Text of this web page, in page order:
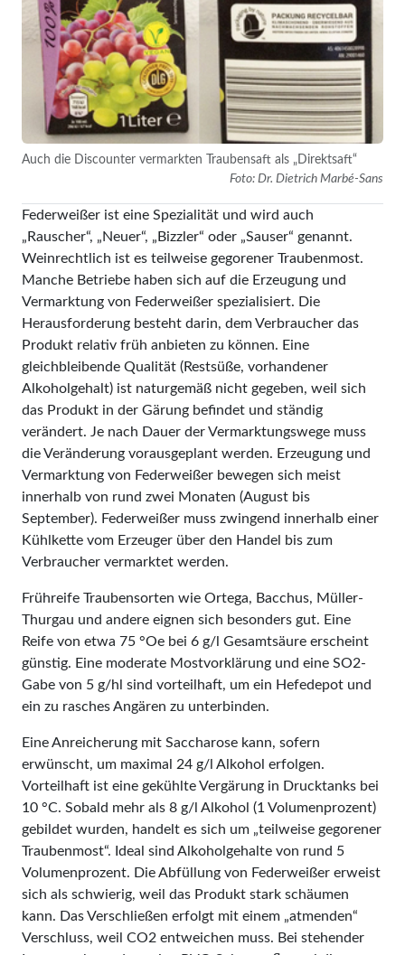
Auch die Discounter vermarkten Traubensaft als „Direktsaft“
Foto: Dr. Dietrich Marbé-Sans
Federweißer ist eine Spezialität und wird auch
„Rauscher“, „Neuer“, „Bizzler“ oder „Sauser“ genannt.
Weinrechtlich ist es teilweise gegorener Traubenmost.
Manche Betriebe haben sich auf die Erzeugung und
Vermarktung von Federweißer spezialisiert. Die
Herausforderung besteht darin, dem Verbraucher das
Produkt relativ früh anbieten zu können. Eine
gleichbleibende Qualität (Restsüße, vorhandener
Alkoholgehalt) ist naturgemäß nicht gegeben, weil sich
das Produkt in der Gärung befindet und ständig
verändert. Je nach Dauer der Vermarktungswege muss
die Veränderung vorausgeplant werden. Erzeugung und
Vermarktung von Federweißer bewegen sich meist
innerhalb von rund zwei Monaten (August bis
September). Federweißer muss zwingend innerhalb einer
Kühlkette vom Erzeuger über den Handel bis zum
Verbraucher vermarktet werden.
Frühreife Traubensorten wie Ortega, Bacchus, Müller-
Thurgau und andere eignen sich besonders gut. Eine
Reife von etwa 75 °Oe bei 6 g/l Gesamtsäure erscheint
günstig. Eine moderate Mostvorklärung und eine SO2-
Gabe von 5 g/hl sind vorteilhaft, um ein Hefedepot und
ein zu rasches Angären zu unterbinden.
Eine Anreicherung mit Saccharose kann, sofern
erwünscht, um maximal 24 g/l Alkohol erfolgen.
Vorteilhaft ist eine gekühlte Vergärung in Drucktanks bei
10 °C. Sobald mehr als 8 g/l Alkohol (1 Volumenprozent)
gebildet wurden, handelt es sich um „teilweise gegorener
Traubenmost“. Ideal sind Alkoholgehalte von rund 5
Volumenprozent. Die Abfüllung von Federweißer erweist
sich als schwierig, weil das Produkt stark schäumen
kann. Das Verschließen erfolgt mit einem „atmenden“
Verschluss, weil CO2 entweichen muss. Bei stehender